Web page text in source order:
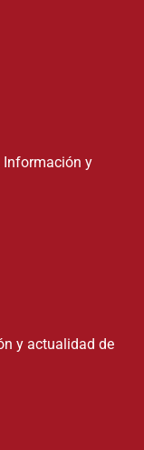
Información y
y actualidad de